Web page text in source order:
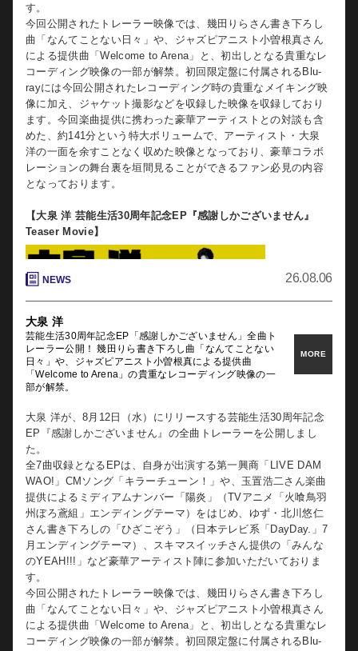
す。
今回公開されたトレーラー映像では、幾田りらさん書き下ろし
曲「なんてことない日々」や、ジャズピアニスト小曽根真さん
による提供曲「Welcome to Arena」と、初出しとなる貴重なレ
コーディング映像の一部が解禁。初回限定盤に付属されるBlu-
rayには今回公開されたレコーディング時の貴重なメイキング映
像に加え、ジャケット撮影などを収録した映像を収録しており
ます。今回楽曲提供に携わった豪華アーティストとの対談も含
めた、約141分という特大ボリュームで、アーティスト・大泉
洋の一面を余すことなく収めた映像となっており、豪華コラボ
レーションの舞台裏を垣間見ることができるファン必見の内容
となっております。
【大泉 洋 芸能生活30周年記念EP『感謝しかございません』
Teaser Movie】
【商品概要】
大泉 洋 芸能生活30周年記念EP「感謝しかございません」
2026年8月12日（水）発売
＜予約購入リンク＞
https://yooizumi.lnk.to/30th_anniversary_EP
NEWS 26.08.06
大泉 洋
芸能生活30周年記念EP「感謝しかございません」全曲ト
レーラー公開！ 幾田りら書き下ろし曲「なんてことない
日々」や、ジャズピアニスト小曽根真による提供曲
「Welcome to Arena」の貴重なレコーディング映像の一
部が解禁。
MORE
⼤泉 洋が、8月12日（水）にリリースする芸能生活30周年記念
EP『感謝しかございません』の全曲トレーラーを公開しまし
た。
全7曲収録となるEPは、自身が出演する第一興商「LIVE DAM
WAO!」CMソング「キラーチューン！」や、玉置浩二さん楽曲
提供によるミディアムナンバー「陽炎」（TVアニメ「火喰鳥羽
州ぼろ鳶組」エンディングテーマ）をはじめ、ゆず・北川悠仁
さん書き下ろしの「ひざこぞう」（日本テレビ系「DayDay.」7
月エンディングテーマ）、スキマスイッチさん提供の「みんな
のYEAH!!!」など豪華アーティスト陣に参加いただいておりま
す。
今回公開されたトレーラー映像では、幾田りらさん書き下ろし
曲「なんてことない日々」や、ジャズピアニスト小曽根真さん
による提供曲「Welcome to Arena」と、初出しとなる貴重なレ
コーディング映像の一部が解禁。初回限定盤に付属されるBlu-